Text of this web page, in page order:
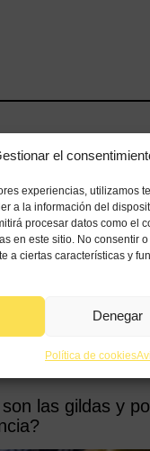
el
experiencias, utilizamos
a la información del
procesar datos como el
en este sitio. No consentir
a ciertas características y
Denegar
Política de cookies
las gildas y